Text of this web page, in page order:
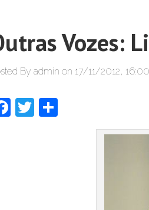
Vozes:
By admin on 17/11/2012, 16:00
Facebook
Twitter